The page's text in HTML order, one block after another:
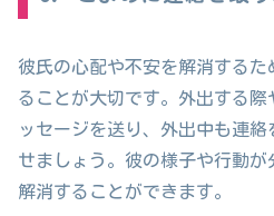
彼氏の心配や不安を解消する
ることが大切です。外出する
ッセージを送り、外出中も連
せましょう。彼の様子や行動
解消することができます。